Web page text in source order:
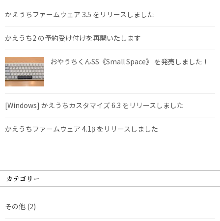
かえうちファームウェア 3.5 をリリースしました
かえうち2 の予約受け付けを再開いたします
おやうちくんSS《Small Space》 を発売しました！
[Windows] かえうちカスタマイズ 6.3 をリリースしました
かえうちファームウェア 4.1β をリリースしました
カテゴリー
その他 (2)